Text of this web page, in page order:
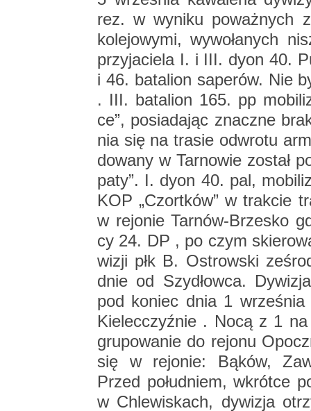
rez. w wy­ni­ku po­waż­nych
ko­le­jo­wy­mi, wy­wo­ła­nych
przy­ja­cie­la I. i III. dyon 40.
i 46. ba­ta­lion sa­pe­rów. Nie
. III. ba­ta­lion 165. pp
ce”, po­sia­da­jąc znacz­ne
nia się na tra­sie od­wro­tu
do­wa­ny w Tar­no­wie zo­stał
pa­ty”. I. dyon 40. pal,
KOP „Czort­ków” w trak­cie
w re­jo­nie Tar­nów-Brze­sko
cy 24. DP , po czym
wi­zji płk B. Ostrow­ski
dnie od Szy­dłow­ca.
pod ko­niec dnia 1 wrze­śnia
Kie­lec­czyź­nie . Nocą z 1
gru­po­wa­nie do re­jo­nu
się w re­jo­nie: Bąków,
Przed po­łu­dniem, wkrót­ce
w Chle­wi­skach, dy­wi­zja